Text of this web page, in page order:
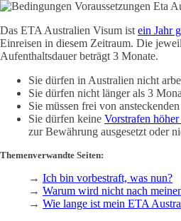
Das ETA Australien Visum ist ein Jahr
Einreisen in diesem Zeitraum. Die
Aufenthaltsdauer beträgt 3 Monate.
Sie dürfen in Australien nicht
Sie dürfen nicht länger als 3
Sie müssen frei von
Sie dürfen keine Vorstrafen
zur Bewährung ausgesetzt oder
Themenverwandte Seiten:
→ Ich bin vorbestraft, was nun?
→ Warum wird nicht nach
→ Wie lange ist mein ETA